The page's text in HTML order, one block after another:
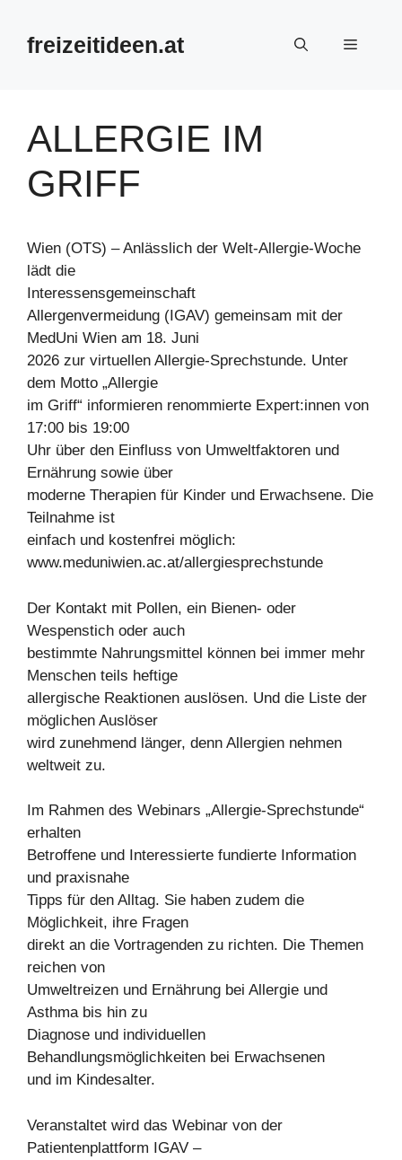
Inhalt
springenfreizeitideen.at Menü
ALLERGIE IM
GRIFF
Wien (OTS) – Anlässlich der Welt-Allergie-Woche
lädt die
Interessensgemeinschaft
Allergenvermeidung (IGAV) gemeinsam mit der
MedUni Wien am 18. Juni
2026 zur virtuellen Allergie-Sprechstunde. Unter
dem Motto „Allergie
im Griff“ informieren renommierte Expert:innen von
17:00 bis 19:00
Uhr über den Einfluss von Umweltfaktoren und
Ernährung sowie über
moderne Therapien für Kinder und Erwachsene. Die
Teilnahme ist
einfach und kostenfrei möglich:
www.meduniwien.ac.at/allergiesprechstunde
Der Kontakt mit Pollen, ein Bienen- oder
Wespenstich oder auch
bestimmte Nahrungsmittel können bei immer mehr
Menschen teils heftige
allergische Reaktionen auslösen. Und die Liste der
möglichen Auslöser
wird zunehmend länger, denn Allergien nehmen
weltweit zu.
Im Rahmen des Webinars „Allergie-Sprechstunde“
erhalten
Betroffene und Interessierte fundierte Information
und praxisnahe
Tipps für den Alltag. Sie haben zudem die
Möglichkeit, ihre Fragen
direkt an die Vortragenden zu richten. Die Themen
reichen von
Umweltreizen und Ernährung bei Allergie und
Asthma bis hin zu
Diagnose und individuellen
Behandlungsmöglichkeiten bei Erwachsenen
und im Kindesalter.
Veranstaltet wird das Webinar von der
Patientenplattform IGAV –